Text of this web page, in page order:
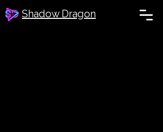
Shadow Dragon